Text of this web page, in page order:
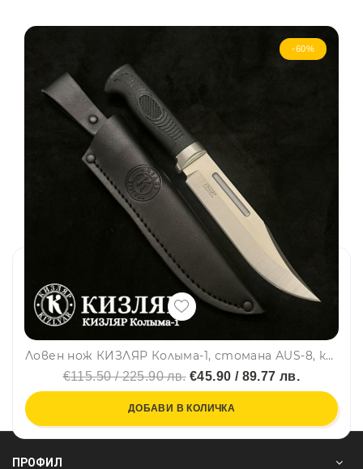
-60%
Ловен нож КИЗЛЯР Колыма-1, стомана АUS-8, кожена кания, Kizlyar e подходящ за туризъм и работа
€115.50 / 225.90 лв.€45.90 / 89.77 лв.
ДОБАВИ В КОЛИЧКА
ПРОФИЛ